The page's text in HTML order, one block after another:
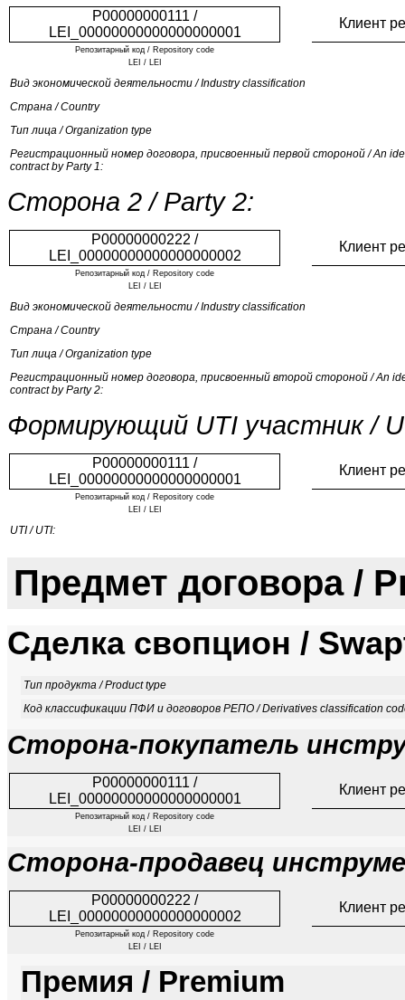
P00000000111 /
LEI_00000000000000000001
Клиент
Репозитарный код / Repository code
LEI / LEI
Вид экономической деятельности / Industry classification
Страна / Country
Тип лица / Organization type
Регистрационный номер договора, присвоенный первой стороной / An
contract by Party 1:
Сторона 2 / Party 2:
P00000000222 /
LEI_00000000000000000002
Клиент
Репозитарный код / Repository code
LEI / LEI
Вид экономической деятельности / Industry classification
Страна / Country
Тип лица / Organization type
Регистрационный номер договора, присвоенный второй стороной / An
contract by Party 2:
Формирующий UTI участник /
P00000000111 /
LEI_00000000000000000001
Клиент
Репозитарный код / Repository code
LEI / LEI
UTI / UTI:
Предмет договора /
Сделка свопцион /
Тип продукта / Product type
Код классификации ПФИ и договоров РЕПО / Derivatives classification
Сторона-покупатель
P00000000111 /
LEI_00000000000000000001
Клиент
Репозитарный код / Repository code
LEI / LEI
Сторона-продавец
P00000000222 /
LEI_00000000000000000002
Клиент
Репозитарный код / Repository code
LEI / LEI
Премия / Premium